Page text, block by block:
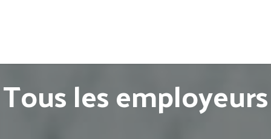
Tous les employeurs